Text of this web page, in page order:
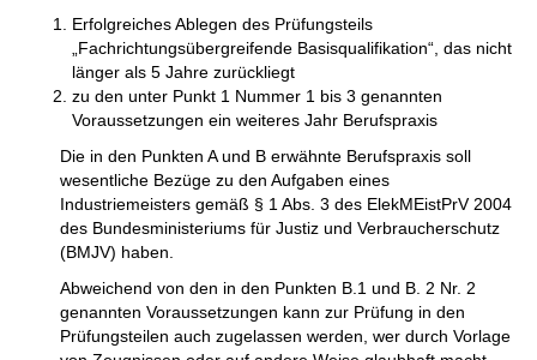
Erfolgreiches Ablegen des Prüfungsteils
„Fachrichtungsübergreifende Basisqualifikation“, das nicht
länger als 5 Jahre zurückliegt
zu den unter Punkt 1 Nummer 1 bis 3 genannten
Voraussetzungen ein weiteres Jahr Berufspraxis
Die in den Punkten A und B erwähnte Berufspraxis soll
wesentliche Bezüge zu den Aufgaben eines
Industriemeisters gemäß § 1 Abs. 3 des ElekMEistPrV 2004
des Bundesministeriums für Justiz und Verbraucherschutz
(BMJV) haben.
Abweichend von den in den Punkten B.1 und B. 2 Nr. 2
genannten Voraussetzungen kann zur Prüfung in den
Prüfungsteilen auch zugelassen werden, wer durch Vorlage